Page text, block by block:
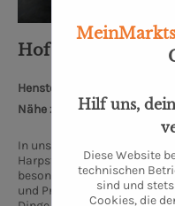
Hof Pleus GmbH
Henstedter Str. 15, 27243
Nähe zum Oldenburger
In unserem traditionellem
Harpstedt halten wir
besonders hochwertige
und Produktion. Frische,
Hilf uns,
Diese Website
technischen
sind und
Cookies, die